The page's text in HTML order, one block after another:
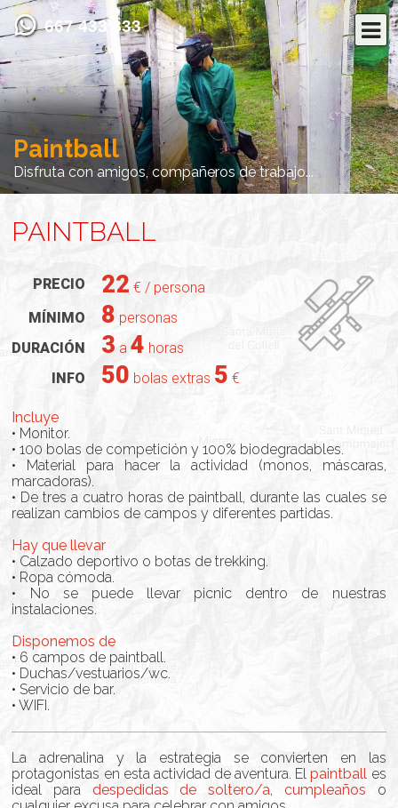
667 433 833
Paintball
Disfruta con amigos, compañeros de trabajo...
PAINTBALL
PRECIO 22 € / persona
MÍNIMO
8 personas
DURACIÓN
3 a4 horas
INFO
50 bolas extras 5 €
Incluye
• Monitor.
• 100 bolas de competición y 100% biodegradables.
• Material para hacer la actividad (monos, máscaras,
marcadoras).
• De tres a cuatro horas de paintball, durante las cuales se
realizan cambios de campos y diferentes partidas.
Hay que llevar
• Calzado deportivo o botas de trekking.
• Ropa cómoda.
• No se puede llevar picnic dentro de nuestras
instalaciones.
Disponemos de
• 6 campos de paintball.
• Duchas/vestuarios/wc.
• Servicio de bar.
• WIFI.
La adrenalina y la estrategia se convierten en las
protagonistas en esta actividad de aventura. Elpaintball es
ideal para despedidas de soltero/a, cumpleaños o